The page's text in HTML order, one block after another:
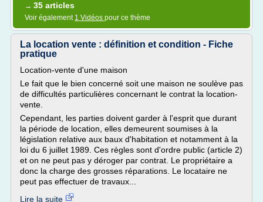
→ 35 articles
Voir également 1 Vidéos pour ce thème
La location vente : définition et condition - Fiche
pratique
Location-vente d'une maison
Le fait que le bien concerné soit une maison ne soulève pas
de difficultés particulières concernant le contrat la location-
vente.
Cependant, les parties doivent garder à l'esprit que durant
la période de location, elles demeurent soumises à la
législation relative aux baux d'habitation et notamment à la
loi du 6 juillet 1989. Ces règles sont d'ordre public (article 2)
et on ne peut pas y déroger par contrat. Le propriétaire a
donc la charge des grosses réparations. Le locataire ne
peut pas effectuer de travaux...
Lire la suite